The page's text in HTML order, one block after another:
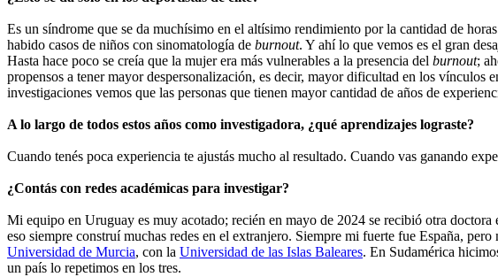
Es un síndrome que se da muchísimo en el altísimo rendimiento por la cantidad de
habido casos de niños con sinomatología de burnout. Y ahí lo que vemos es el gran
Hasta hace poco se creía que la mujer era más vulnerables a la presencia del burnout;
propensos a tener mayor despersonalización, es decir, mayor dificultad en los
investigaciones vemos que las personas que tienen mayor cantidad de años de
A lo largo de todos estos años como investigadora, ¿qué aprendizajes lograste?
Cuando tenés poca experiencia te ajustás mucho al resultado. Cuando vas ganando
¿Contás con redes académicas para investigar?
Mi equipo en Uruguay es muy acotado; recién en mayo de 2024 se recibió otra
eso siempre construí muchas redes en el extranjero. Siempre mi fuerte fue España,
Universidad de Murcia, con la Universidad de las Islas Baleares. En Sudamérica
un país lo repetimos en los tres.